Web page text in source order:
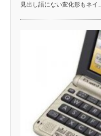
見出し語にない変化形もネイ…